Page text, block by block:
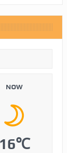
NOW
16℃